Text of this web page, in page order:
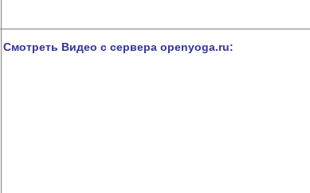
Смотреть Видео с сервера openyoga.ru: